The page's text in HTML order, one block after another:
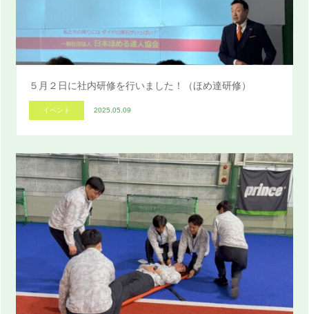
５月２日に社内研修を行いました！（ほめ達研修）
イベント 2025.05.09